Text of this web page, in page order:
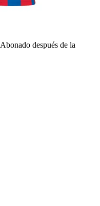
Abonado después de la